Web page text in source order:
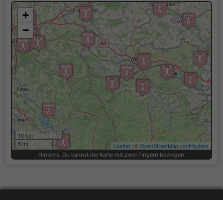
+
−
10 km
5 mi
Leaflet | ©OpenStreetMap contributors
Hinweis: Du kannst die Karte mit zwei Fingern bewegen.